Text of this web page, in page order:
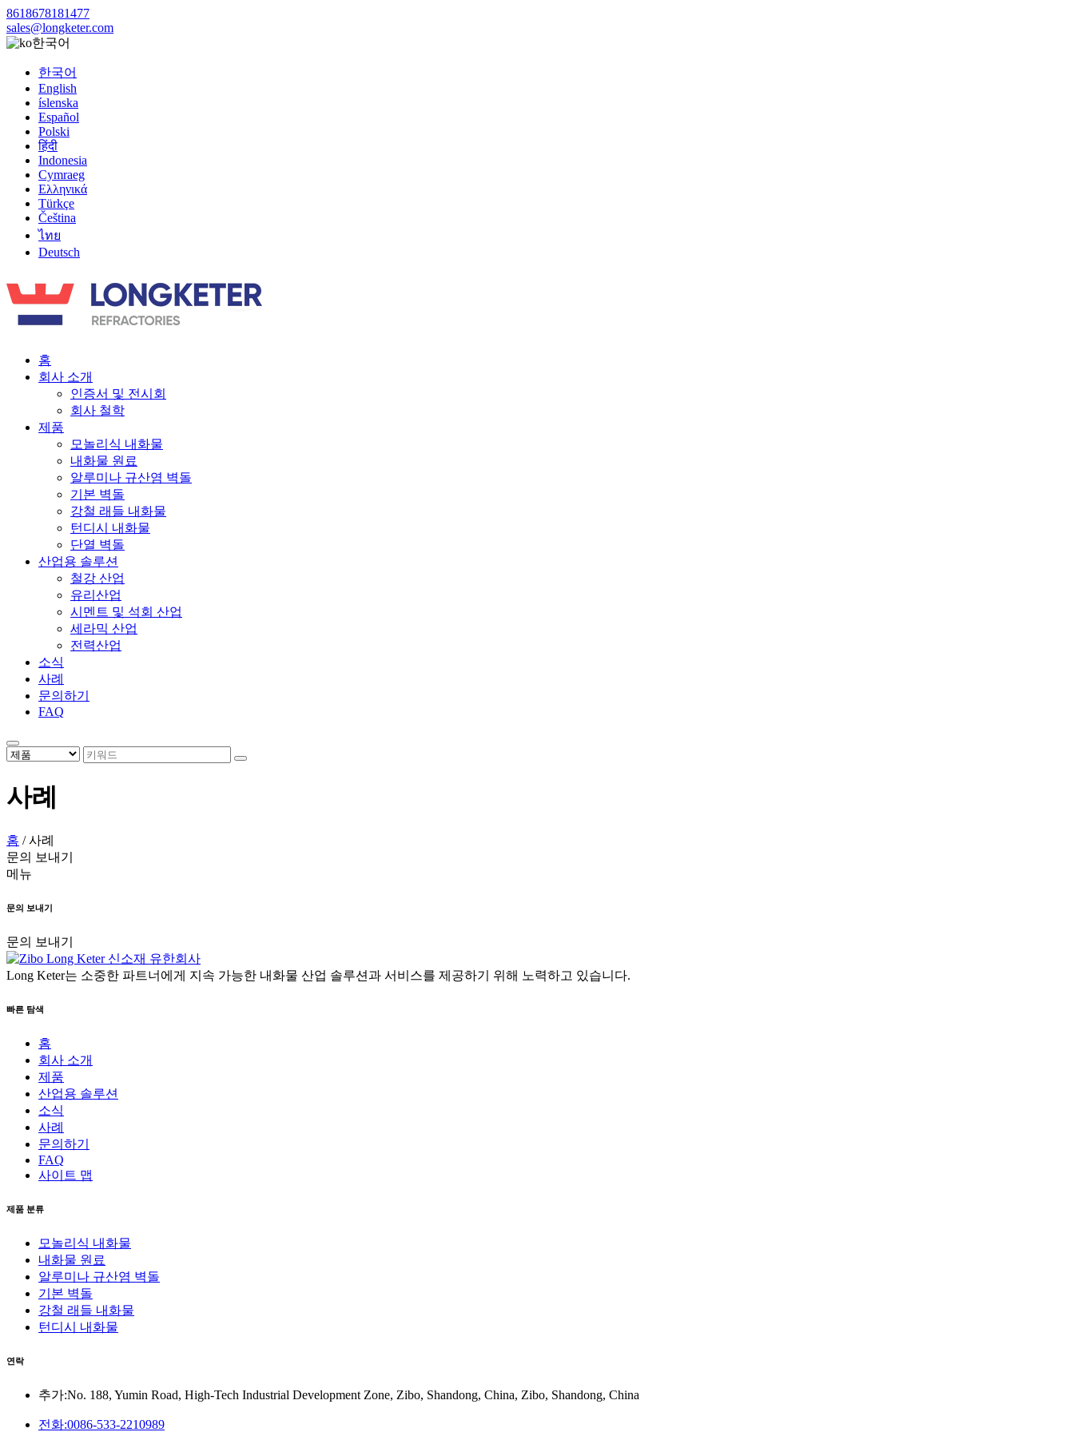
8618678181477
sales@longketer.com
한국어
한국어
English
íslenska
Español
Polski
हिंदी
Indonesia
Cymraeg
Ελληνικά
Türkçe
Čeština
ไทย
Deutsch
홈
회사 소개
인증서 및 전시회
회사 철학
제품
모놀리식 내화물
내화물 원료
알루미나 규산염 벽돌
기본 벽돌
강철 래들 내화물
턴디시 내화물
단열 벽돌
산업용 솔루션
철강 산업
유리산업
시멘트 및 석회 산업
세라믹 산업
전력산업
소식
사례
문의하기
FAQ
사례
홈 /사례
문의 보내기
메뉴
문의 보내기
문의 보내기
Long Keter는 소중한 파트너에게 지속 가능한 내화물 산업 솔루션과 서비스를 제공하기 위해 노력하고 있습니다.
빠른 탐색
홈
회사 소개
제품
산업용 솔루션
소식
사례
문의하기
FAQ
사이트 맵
제품 분류
모놀리식 내화물
내화물 원료
알루미나 규산염 벽돌
기본 벽돌
강철 래들 내화물
턴디시 내화물
연락
추가:No. 188, Yumin Road, High-Tech Industrial Development Zone, Zibo, Shandong, China, Zibo, Shandong, China
전화:0086-533-2210989